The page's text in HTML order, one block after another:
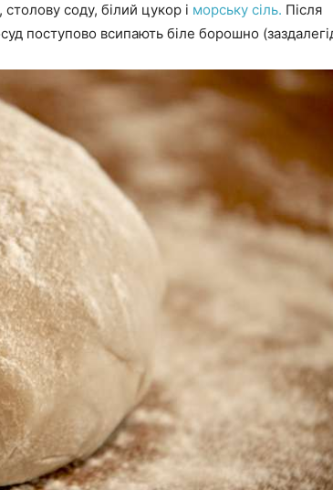
соду, білий цукор і морську сіль. Після
поступово всипають біле борошно